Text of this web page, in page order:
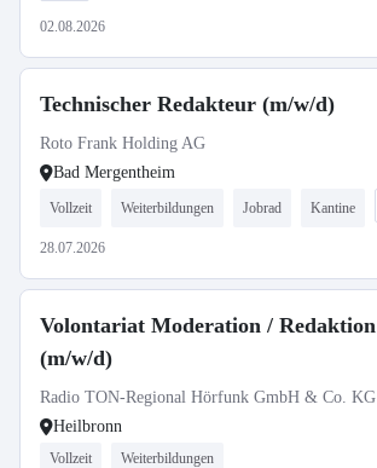
02.08.2026
Technischer Redakteur (m/w/d)
Roto Frank Holding AG
Bad Mergentheim
Vollzeit Weiterbildungen Jobrad Kantine
28.07.2026
Volontariat Moderation / Redaktion
(m/w/d)
Radio TON-Regional Hörfunk GmbH & Co. KG
Heilbronn
Vollzeit Weiterbildungen